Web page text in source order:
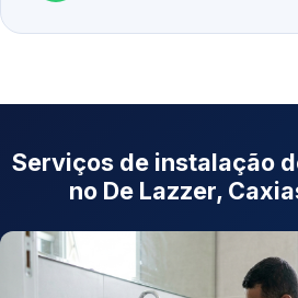
Serviços de instalação
no De Lazzer,